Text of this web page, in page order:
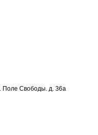
Поле Свободы. д. 36а